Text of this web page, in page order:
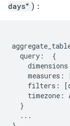
days" )：
  query:  {
measures:
filters:
timezone:
  }
  ...